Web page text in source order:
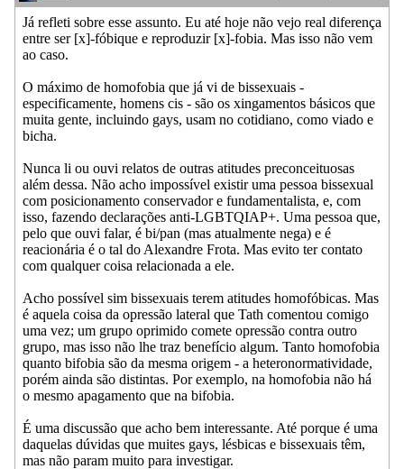
Já refleti sobre esse assunto. Eu até hoje não vejo real diferença
entre ser [x]-fóbique e reproduzir [x]-fobia. Mas isso não vem
ao caso.
O máximo de homofobia que já vi de bissexuais -
especificamente, homens cis - são os xingamentos básicos que
muita gente, incluindo gays, usam no cotidiano, como viado e
bicha.
Nunca li ou ouvi relatos de outras atitudes preconceituosas
além dessa. Não acho impossível existir uma pessoa bissexual
com posicionamento conservador e fundamentalista, e, com
isso, fazendo declarações anti-LGBTQIAP+. Uma pessoa que,
pelo que ouvi falar, é bi/pan (mas atualmente nega) e é
reacionária é o tal do Alexandre Frota. Mas evito ter contato
com qualquer coisa relacionada a ele.
Acho possível sim bissexuais terem atitudes homofóbicas. Mas
é aquela coisa da opressão lateral que Tath comentou comigo
uma vez; um grupo oprimido comete opressão contra outro
grupo, mas isso não lhe traz benefício algum. Tanto homofobia
quanto bifobia são da mesma origem - a heteronormatividade,
porém ainda são distintas. Por exemplo, na homofobia não há
o mesmo apagamento que na bifobia.
É uma discussão que acho bem interessante. Até porque é uma
daquelas dúvidas que muites gays, lésbicas e bissexuais têm,
mas não param muito para investigar.